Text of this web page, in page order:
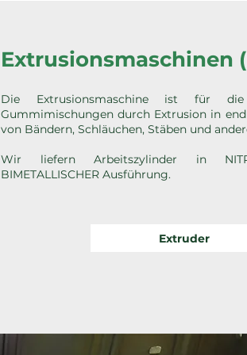
Extrusionsmaschinen
Die Extrusionsmaschine ist für
Gummimischungen durch Extrusion in
von Bändern, Schläuchen, Stäben und
Wir liefern Arbeitszylinder in
BIMETALLISCHER Ausführung.
Extruder